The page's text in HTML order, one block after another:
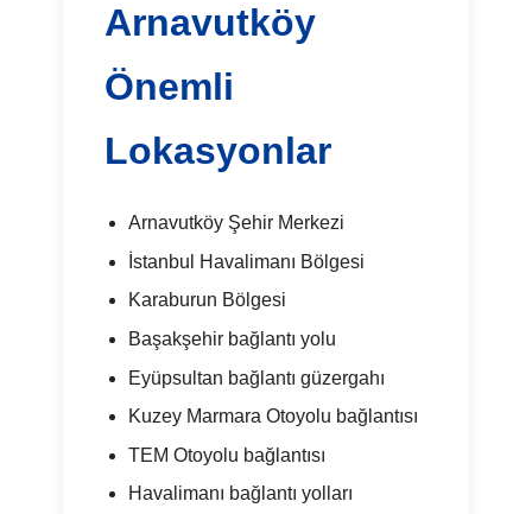
Arnavutköy
Önemli
Lokasyonlar
Arnavutköy Şehir Merkezi
İstanbul Havalimanı Bölgesi
Karaburun Bölgesi
Başakşehir bağlantı yolu
Eyüpsultan bağlantı güzergahı
Kuzey Marmara Otoyolu bağlantısı
TEM Otoyolu bağlantısı
Havalimanı bağlantı yolları